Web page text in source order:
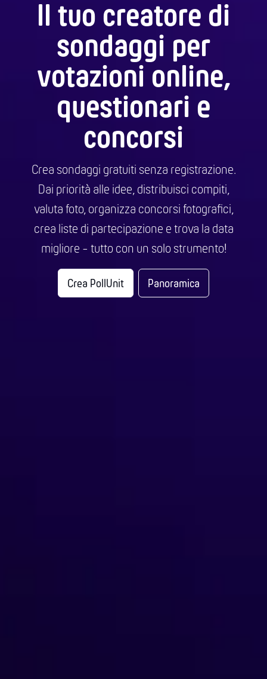
Il tuo creatore di
sondaggi per
votazioni online,
questionari e
concorsi
Crea sondaggi gratuiti senza registrazione.
Dai priorità alle idee, distribuisci compiti,
valuta foto, organizza concorsi fotografici,
crea liste di partecipazione e trova la data
migliore - tutto con un solo strumento!
Crea PollUnit Panoramica